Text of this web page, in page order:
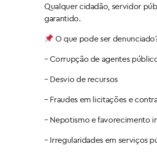
Qualquer cidadão, servidor
garantido.
O que pode ser
– Corrupção de agentes
– Desvio de recursos
– Fraudes em licitações e
– Nepotismo e favorecimento
– Irregularidades em serviços